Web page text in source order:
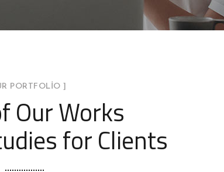
PORTFOLIO ]
Our Works
for Clients